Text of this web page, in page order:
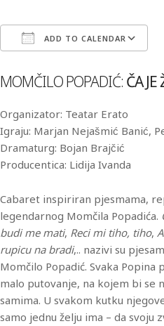
ADD TO CALENDAR
MOMČILO POPADIĆ: ČA
Organizator: Teatar Erato
Igraju: Marjan Nejašmić Banić,
Dramaturg: Bojan Brajčić
Producentica: Lidija Ivanda
Cabaret inspiriran pjesmama,
legendarnog Momčila Popadića.
budi me mati, Reci mi tiho, tiho,
rupicu na bradi,.. nazivi su
Momčilo Popadić. Svaka
malo putovanje, na kojem bi se
samima. U svakom kutku
samo jednu želju ima – da svoju